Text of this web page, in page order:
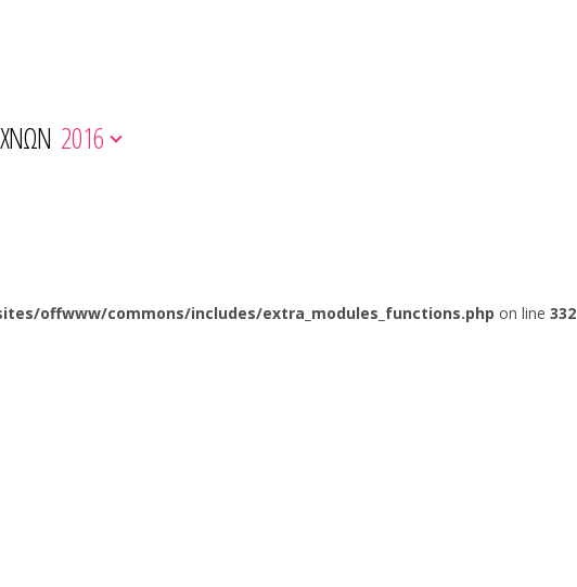
2016
offwww/commons/includes/extra_modules_functions.php on line 332